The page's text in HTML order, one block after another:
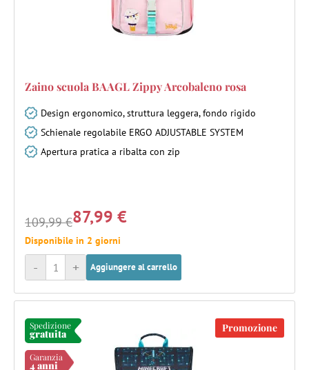
Zaino scuola BAAGL Zippy Arcobaleno rosa
Design ergonomico, struttura leggera, fondo rigido
Schienale regolabile ERGO ADJUSTABLE SYSTEM
Apertura pratica a ribalta con zip
109,99 €87,99 €
Disponibile in 2 giorni
+
- Aggiungere al carrello
Spedizione
gratuita
Garanzia
4 anni
Promozione